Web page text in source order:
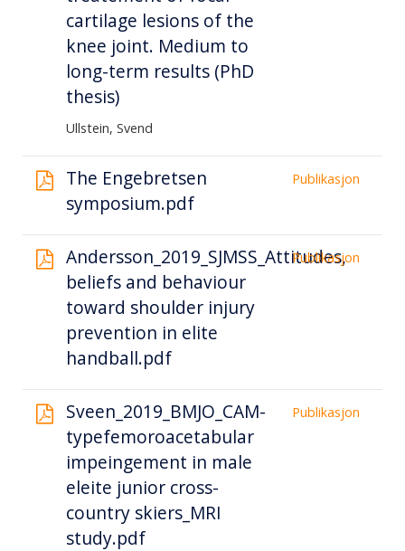
cartilage lesions of the
knee joint. Medium to
long-term results (PhD
thesis)
Ullstein, Svend
The Engebretsen
symposium.pdf
Publikasjon
Andersson_2019_SJMSS_Attitudes,
beliefs and behaviour
toward shoulder injury
prevention in elite
handball.pdf
Publikasjon
Sveen_2019_BMJO_CAM-
typefemoroacetabular
impeingement in male
eleite junior cross-
country skiers_MRI
study.pdf
Publikasjon